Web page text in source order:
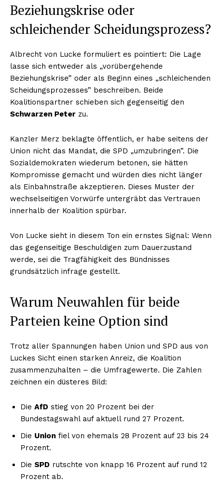
Beziehungskrise oder
schleichender Scheidungsprozess?
Albrecht von Lucke formuliert es pointiert: Die Lage
lasse sich entweder als „vorübergehende
Beziehungskrise” oder als Beginn eines „schleichenden
Scheidungsprozesses” beschreiben. Beide
Koalitionspartner schieben sich gegenseitig den
Schwarzen Peter zu.
Kanzler Merz beklagte öffentlich, er habe seitens der
Union nicht das Mandat, die SPD „umzubringen”. Die
Sozialdemokraten wiederum betonen, sie hätten
Kompromisse gemacht und würden dies nicht länger
als Einbahnstraße akzeptieren. Dieses Muster der
wechselseitigen Vorwürfe untergräbt das Vertrauen
innerhalb der Koalition spürbar.
Von Lucke sieht in diesem Ton ein ernstes Signal: Wenn
das gegenseitige Beschuldigen zum Dauerzustand
werde, sei die Tragfähigkeit des Bündnisses
grundsätzlich infrage gestellt.
Warum Neuwahlen für beide
Parteien keine Option sind
Trotz aller Spannungen haben Union und SPD aus von
Luckes Sicht einen starken Anreiz, die Koalition
zusammenzuhalten – die Umfragewerte. Die Zahlen
zeichnen ein düsteres Bild:
Die AfD stieg von 20 Prozent bei der
Bundestagswahl auf aktuell rund 27 Prozent.
Die Union fiel von ehemals 28 Prozent auf 23 bis 24
Prozent.
Die SPD rutschte von knapp 16 Prozent auf rund 12
Prozent ab.